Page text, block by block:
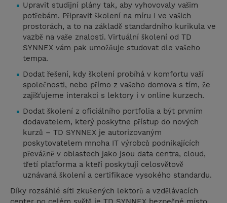
Upravit studijní plány tak, aby vyhovovaly vašim
potřebám. Připravit školení na míru I ve vašich
prostorách, a to na základě standardního kurikula ve
vazbě na vaše znalosti. Virtuální školení od TD
SYNNEX vám pak umožňuje studovat dle vašeho
tempa.
Dodat řešení, kdy školení probíhá v komfortu vaší
společnosti, nebo přímo z vašeho domova s tím, že
zajišťujeme interakci s lektory i v online kurzech.
Dodat školení z oficiálního portfolia a být prvním
dodavatelem, který poskytne přístup do nových
kurzů – TD SYNNEX je autorizovaným
poskytovatelem mnoha IT výrobců podnikajících
převážně v oblastech jako jsou data centra, cloud,
třetí platforma a kteří poskytují celosvětově
uznávaná školení a certifikace vysokého standardu.
Díky rozsáhlé síti zkušených lektorů a vzdělávacích